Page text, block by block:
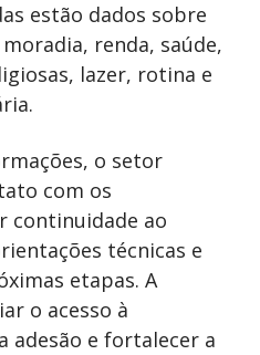
estão dados sobre
renda, saúde,
lazer, rotina e
o setor
com os
continuidade ao
técnicas e
etapas. A
o acesso à
adesão e fortalecer a